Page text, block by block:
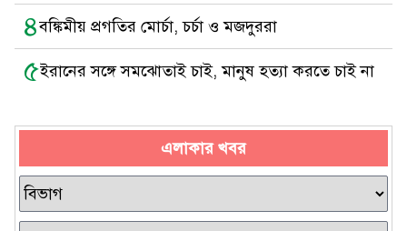
৪বঙ্কিমীয় প্রগতির মোর্চা, চর্চা ও মজদুররা
৫ইরানের সঙ্গে সমঝোতাই চাই, মানুষ হত্যা করতে চাই না
এলাকার খবর